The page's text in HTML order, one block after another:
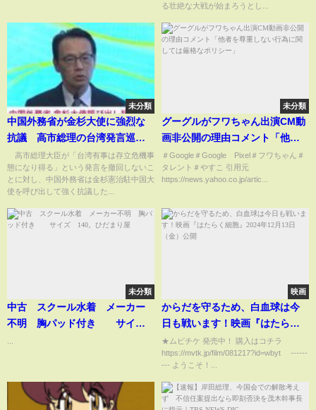
る壮絶な大戦が始まろうとし...
未分類
中国外務省が金杉大使に強烈な
抗議 高市総理の台湾発言巡
り 日本は総領事発言に抗議
(2025年11月14日)
高市総理大臣が「台湾有事は存立危機事
態になり得る」という発言を撤回しないこ
とに対し、中国外務省は金杉憲治駐中国大
使を呼び出して強く抗議した...
未分類
グーグルがフワちゃん出演CM動
画非公開の理由コメント「他者
を尊重しない行為に関しては厳
格なポリシー」
＃Google＃Google Pixel＃フワちゃん＃
タレント＃やすこ 引用元
https://news.yahoo.co.jp/artic...
未分類
中古 スクール水着 メーカー
不明 胸パッド付き サイ
映画
からだを守るため、白血球は今
日も戦います！映画『はたらく
細胞』2024年12月13日（金）公
開
★ムビチケ 発売中！ 購入はコチラ
https://mvtk.jp/film/081217?id=wbyt ------
--- ようこそ！...